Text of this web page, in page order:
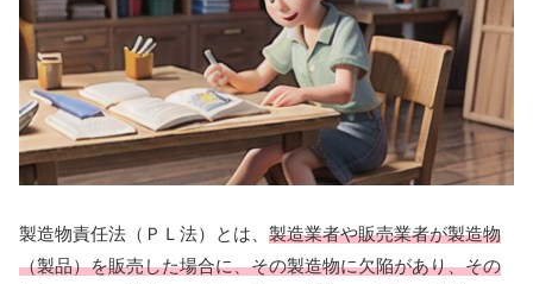
製造物責任法（ＰＬ法）とは、 製造業者や販売業者が製造物
（製品）を販売した場合に、その製造物に欠陥があり、その